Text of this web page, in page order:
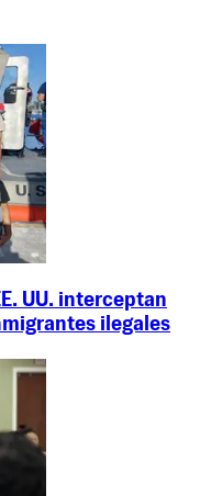
UU. interceptan
ilegales